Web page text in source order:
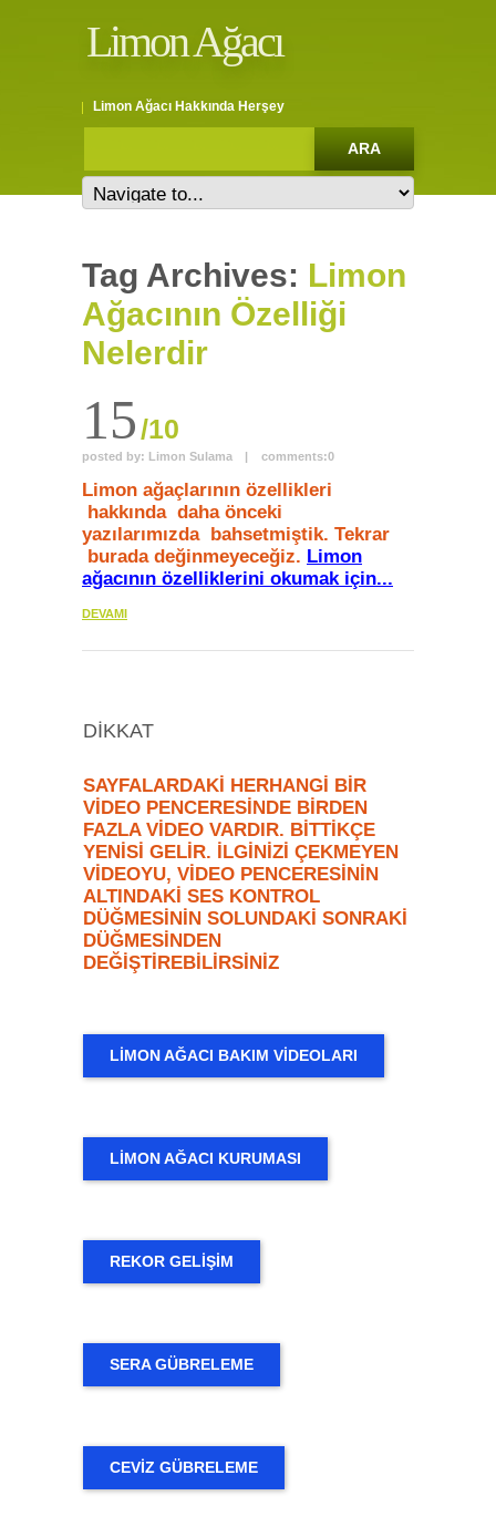
Limon Ağacı
Limon Ağacı Hakkında Herşey
Tag Archives: Limon
Ağacının Özelliği
Nelerdir
15/10
posted by: Limon Sulama | comments:0
Limon ağaçlarının özellikleri
hakkında daha önceki
yazılarımızda bahsetmiştik. Tekrar
burada değinmeyeceğiz. Limon
ağacının özelliklerini okumak için...
DEVAMI
DİKKAT
SAYFALARDAKİ HERHANGİ BİR
VİDEO PENCERESİNDE BİRDEN
FAZLA VİDEO VARDIR. BİTTİKÇE
YENİSİ GELİR. İLGİNİZİ ÇEKMEYEN
VİDEOYU, VİDEO PENCERESİNİN
ALTINDAKİ SES KONTROL
DÜĞMESİNİN SOLUNDAKİ SONRAKİ
DÜĞMESİNDEN
DEĞİŞTİREBİLİRSİNİZ
LİMON AĞACI BAKIM VİDEOLARI
LİMON AĞACI KURUMASI
REKOR GELİŞİM
SERA GÜBRELEME
CEVIZ GÜBRELEME